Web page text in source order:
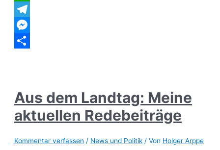
WhatsApp
Telegram
Messenger
Aus dem Landtag: Meine
aktuellen Redebeiträge
Kommentar verfassen / News und Politik / Von Holger Arppe